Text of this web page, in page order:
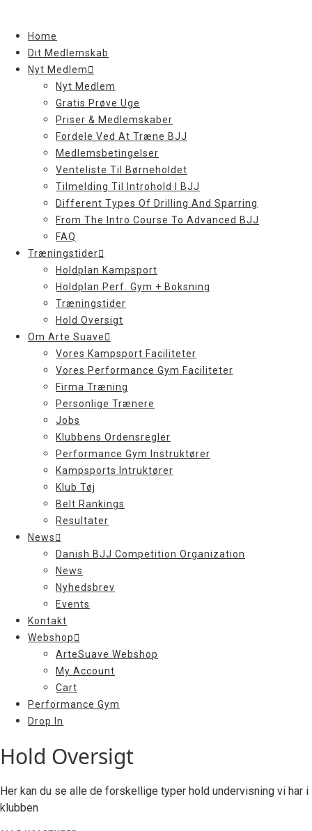
contentHome
Dit Medlemskab
Nyt Medlem
Nyt Medlem
Gratis Prøve Uge
Priser & Medlemskaber
Fordele Ved At Træne BJJ
Medlemsbetingelser
Venteliste Til Børneholdet
Tilmelding Til Introhold I BJJ
Different Types Of Drilling And Sparring
From The Intro Course To Advanced BJJ
FAQ
Træningstider
Holdplan Kampsport
Holdplan Perf. Gym + Boksning
Træningstider
Hold Oversigt
Om Arte Suave
Vores Kampsport Faciliteter
Vores Performance Gym Faciliteter
Firma Træning
Personlige Trænere
Jobs
Klubbens Ordensregler
Performance Gym Instruktører
Kampsports Intruktører
Klub Tøj
Belt Rankings
Resultater
News
Danish BJJ Competition Organization
News
Nyhedsbrev
Events
Kontakt
Webshop
ArteSuave Webshop
My Account
Cart
Performance Gym
Drop In
Hold Oversigt
Her kan du se alle de forskellige typer hold undervisning vi har i
klubben